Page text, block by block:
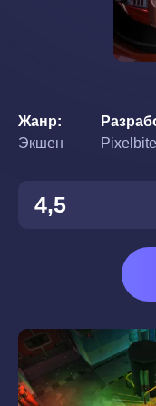
Жанр
Экшен
Pixelbite
4,5